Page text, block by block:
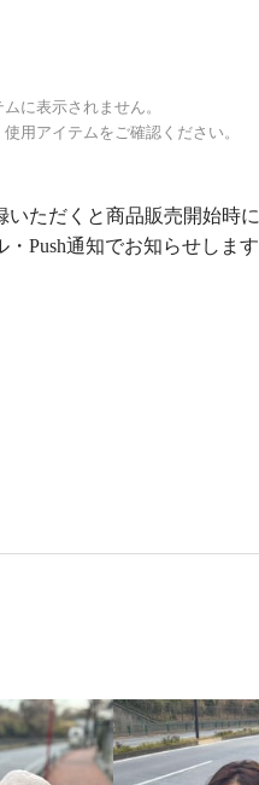
に表示されません。
用アイテムをご確認ください。
いただくと商品販売開始時に
・Push通知でお知らせします